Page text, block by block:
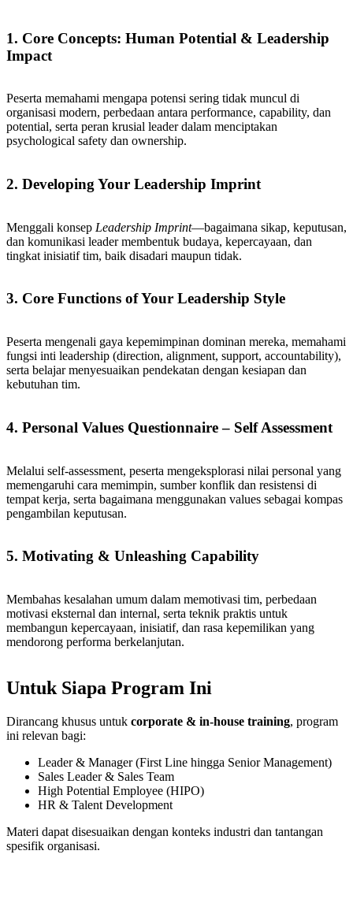
1. Core Concepts: Human Potential & Leadership
Impact
Peserta memahami mengapa potensi sering tidak muncul di
organisasi modern, perbedaan antara performance, capability, dan
potential, serta peran krusial leader dalam menciptakan
psychological safety dan ownership.
2. Developing Your Leadership Imprint
Menggali konsep Leadership Imprint—bagaimana sikap, keputusan,
dan komunikasi leader membentuk budaya, kepercayaan, dan
tingkat inisiatif tim, baik disadari maupun tidak.
3. Core Functions of Your Leadership Style
Peserta mengenali gaya kepemimpinan dominan mereka, memahami
fungsi inti leadership (direction, alignment, support, accountability),
serta belajar menyesuaikan pendekatan dengan kesiapan dan
kebutuhan tim.
4. Personal Values Questionnaire – Self Assessment
Melalui self-assessment, peserta mengeksplorasi nilai personal yang
memengaruhi cara memimpin, sumber konflik dan resistensi di
tempat kerja, serta bagaimana menggunakan values sebagai kompas
pengambilan keputusan.
5. Motivating & Unleashing Capability
Membahas kesalahan umum dalam memotivasi tim, perbedaan
motivasi eksternal dan internal, serta teknik praktis untuk
membangun kepercayaan, inisiatif, dan rasa kepemilikan yang
mendorong performa berkelanjutan.
Untuk Siapa Program Ini
Dirancang khusus untuk corporate & in-house training, program
ini relevan bagi:
Leader & Manager (First Line hingga Senior Management)
Sales Leader & Sales Team
High Potential Employee (HIPO)
HR & Talent Development
Materi dapat disesuaikan dengan konteks industri dan tantangan
spesifik organisasi.